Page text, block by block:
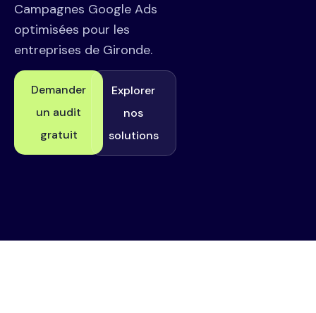
Campagnes Google Ads
optimisées pour les
entreprises de Gironde.
Demander
un audit
gratuit
Explorer
nos
solutions